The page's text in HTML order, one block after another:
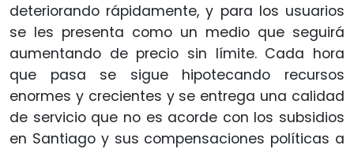
deteriorando rápidamente, y para los usuarios
se les presenta como un medio que seguirá
aumentando de precio sin límite. Cada hora
que pasa se sigue hipotecando recursos
enormes y crecientes y se entrega una calidad
de servicio que no es acorde con los subsidios
en Santiago y sus compensaciones políticas a